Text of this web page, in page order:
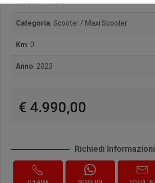
Categoria: Scooter / Maxi Scooter
Km: 0
Anno: 2023
€ 4.990,00
Richiedi Informazioni